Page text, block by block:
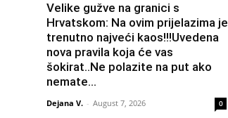
Velike gužve na granici s
Hrvatskom: Na ovim prijelazima je
trenutno najveći kaos!!!Uvedena
nova pravila koja će vas
šokirat..Ne polazite na put ako
nemate...
Dejana V. - August 7, 2026 0